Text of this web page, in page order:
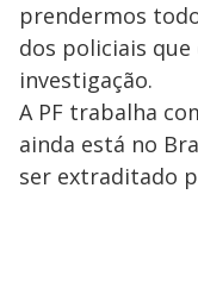
prendermos
dos policiais
investigação.
A PF trabalha
ainda está no
ser extraditado